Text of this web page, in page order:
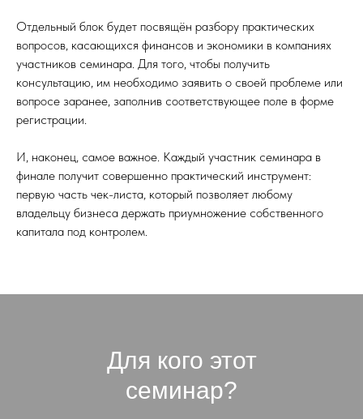
Отдельный блок будет посвящён разбору практических
вопросов, касающихся финансов и экономики в компаниях
участников семинара. Для того, чтобы получить
консультацию, им необходимо заявить о своей проблеме или
вопросе заранее, заполнив соответствующее поле в форме
регистрации.
И, наконец, самое важное. Каждый участник семинара в
финале получит совершенно практический инструмент:
первую часть чек-листа, который позволяет любому
владельцу бизнеса держать приумножение собственного
капитала под контролем.
Для кого этот
семинар?